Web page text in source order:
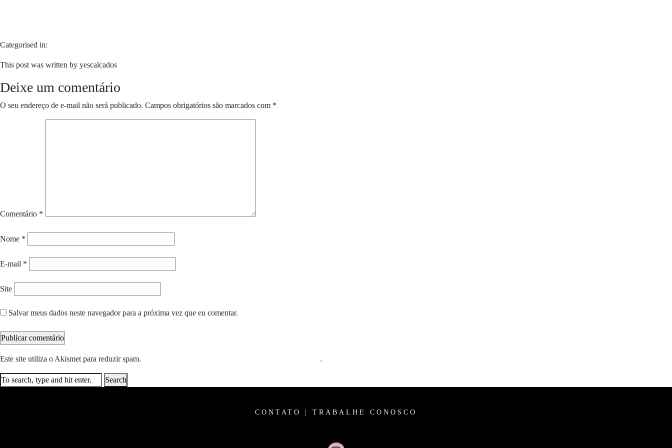
Categorised in:
This post was written by yescalcados
Deixe um comentário
O seu endereço de e-mail não será publicado. Campos obrigatórios são marcados com *
Comentário *
Nome *
E-mail *
Site
Salvar meus dados neste navegador para a próxima vez que eu comentar.
Este site utiliza o Akismet para reduzir spam. .
Search
CONTATO TRABALHE CONOSCO